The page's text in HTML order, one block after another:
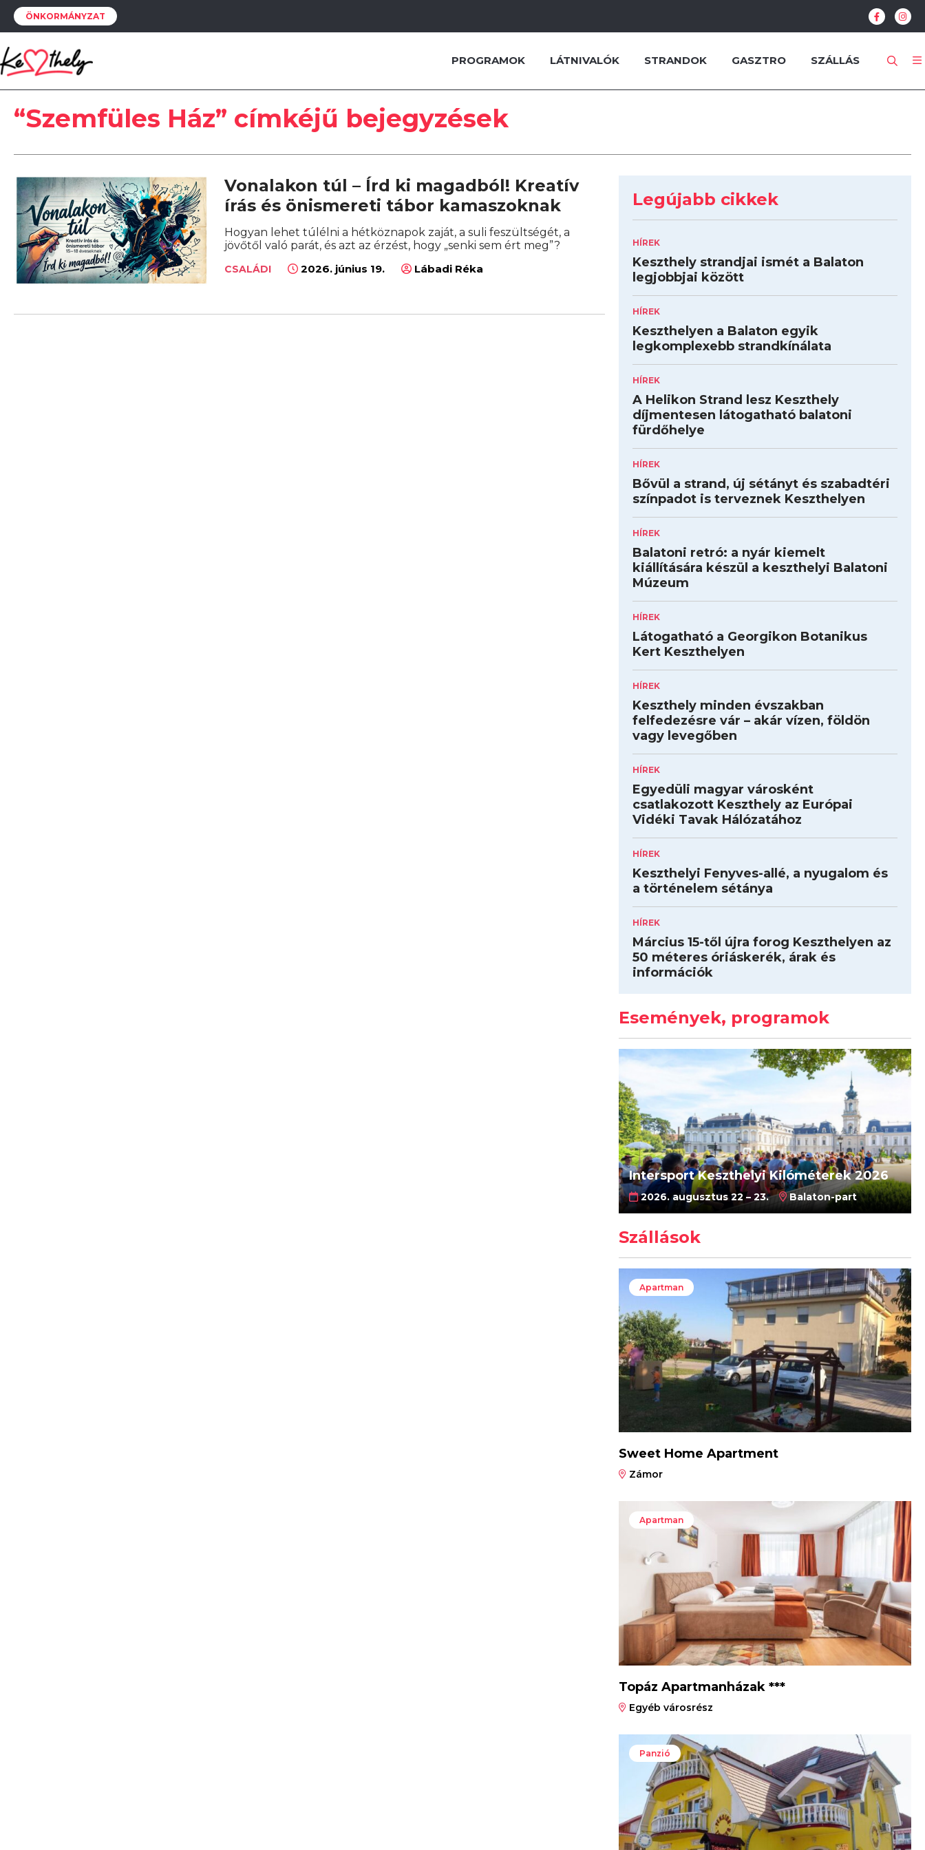
ÖNKORMÁNYZAT
PROGRAMOK LÁTNIVALÓK STRANDOK GASZTRO SZÁLLÁS
“Szemfüles Ház” címkéjű bejegyzések
Vonalakon túl – Írd ki magadból! Kreatív
írás és önismereti tábor kamaszoknak
Hogyan lehet túlélni a hétköznapok zaját, a suli feszültségét, a
jövőtől való parát, és azt az érzést, hogy „senki sem ért meg”?
CSALÁDI 2026. június 19. Lábadi Réka
Legújabb cikkek
HÍREK
Keszthely strandjai ismét a Balaton
legjobbjai között
HÍREK
Keszthelyen a Balaton egyik
legkomplexebb strandkínálata
HÍREK
A Helikon Strand lesz Keszthely
díjmentesen látogatható balatoni
fürdőhelye
HÍREK
Bővül a strand, új sétányt és szabadtéri
színpadot is terveznek Keszthelyen
HÍREK
Balatoni retró: a nyár kiemelt
kiállítására készül a keszthelyi Balatoni
Múzeum
HÍREK
Látogatható a Georgikon Botanikus
Kert Keszthelyen
HÍREK
Keszthely minden évszakban
felfedezésre vár – akár vízen, földön
vagy levegőben
HÍREK
Egyedüli magyar városként
csatlakozott Keszthely az Európai
Vidéki Tavak Hálózatához
HÍREK
Keszthelyi Fenyves-allé, a nyugalom és
a történelem sétánya
HÍREK
Március 15-től újra forog Keszthelyen az
50 méteres óriáskerék, árak és
információk
Események, programok
Intersport Keszthelyi Kilóméterek 2026
2026. augusztus 22 – 23. Balaton-part
Szállások
Apartman
Sweet Home Apartment
Zámor
Apartman
Topáz Apartmanházak ***
Egyéb városrész
Panzió